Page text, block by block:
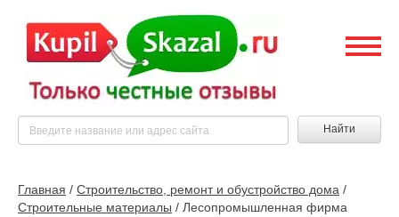
Найти
Главная / Строительство, ремонт и обустройство дома /
Строительные материалы / Лесопромышленная фирма